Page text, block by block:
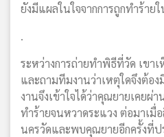
ยังมีแผลในใจจากการถูกทำร้าย
.
ระหว่างการถ่ายทำพิธีที่วัด เข
และถามทีมงานว่าเหตุใดจึงต้อ
งานจึงเข้าใจได้ว่าคุณยายเคย
ทำร้ายจนหวาดระแวง ต่อมาเมื่
นครวัดและพบคุณยายอีกครั้งที่